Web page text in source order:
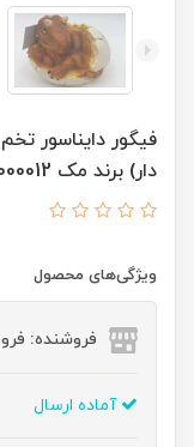
فیگور دایناسور
دار) برند مک 000012
ویژگی‌های محصول
فروشنده:
آماده ارسال